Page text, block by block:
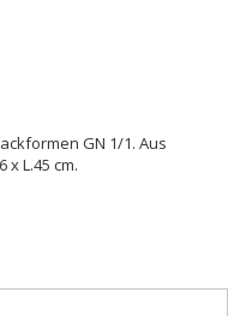
GN 1/1. Aus
x L.45 cm.